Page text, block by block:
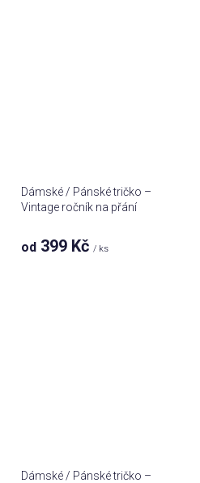
Dámské / Pánské tričko –
Vintage ročník na přání
od 399 Kč/ ks
Dámské / Pánské tričko –